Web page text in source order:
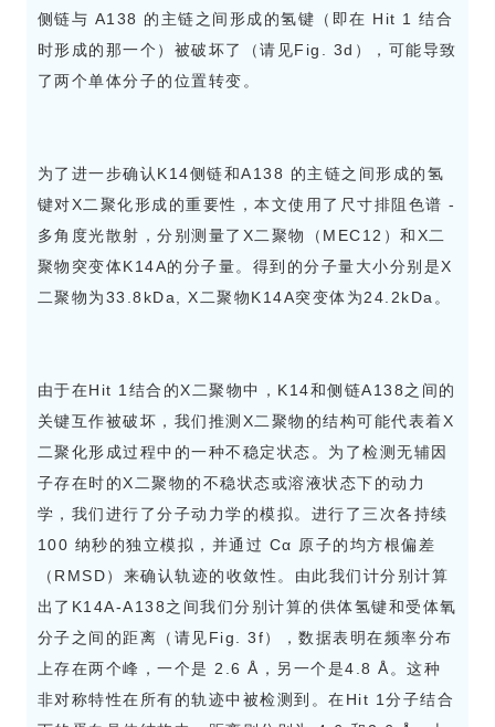
侧链与 A138 的主链之间形成的氢键（即在 Hit 1 结合
时形成的那一个）被破坏了（请见Fig. 3d），可能导致
了两个单体分子的位置转变。
为了进一步确认K14侧链和A138 的主链之间形成的氢
键对X二聚化形成的重要性，本文使用了尺寸排阻色谱 -
多角度光散射，分别测量了X二聚物（MEC12）和X二
聚物突变体K14A的分子量。得到的分子量大小分别是X
二聚物为33.8kDa, X二聚物K14A突变体为24.2kDa。
由于在Hit 1结合的X二聚物中，K14和侧链A138之间的
关键互作被破坏，我们推测X二聚物的结构可能代表着X
二聚化形成过程中的一种不稳定状态。为了检测无辅因
子存在时的X二聚物的不稳状态或溶液状态下的动力
学，我们进行了分子动力学的模拟。进行了三次各持续
100 纳秒的独立模拟，并通过 Cα 原子的均方根偏差
（RMSD）来确认轨迹的收敛性。由此我们计分别计算
出了K14A-A138之间我们分别计算的供体氢键和受体氧
分子之间的距离（请见Fig. 3f），数据表明在频率分布
上存在两个峰，一个是 2.6 Å，另一个是4.8 Å。这种
非对称特性在所有的轨迹中被检测到。在Hit 1分子结合